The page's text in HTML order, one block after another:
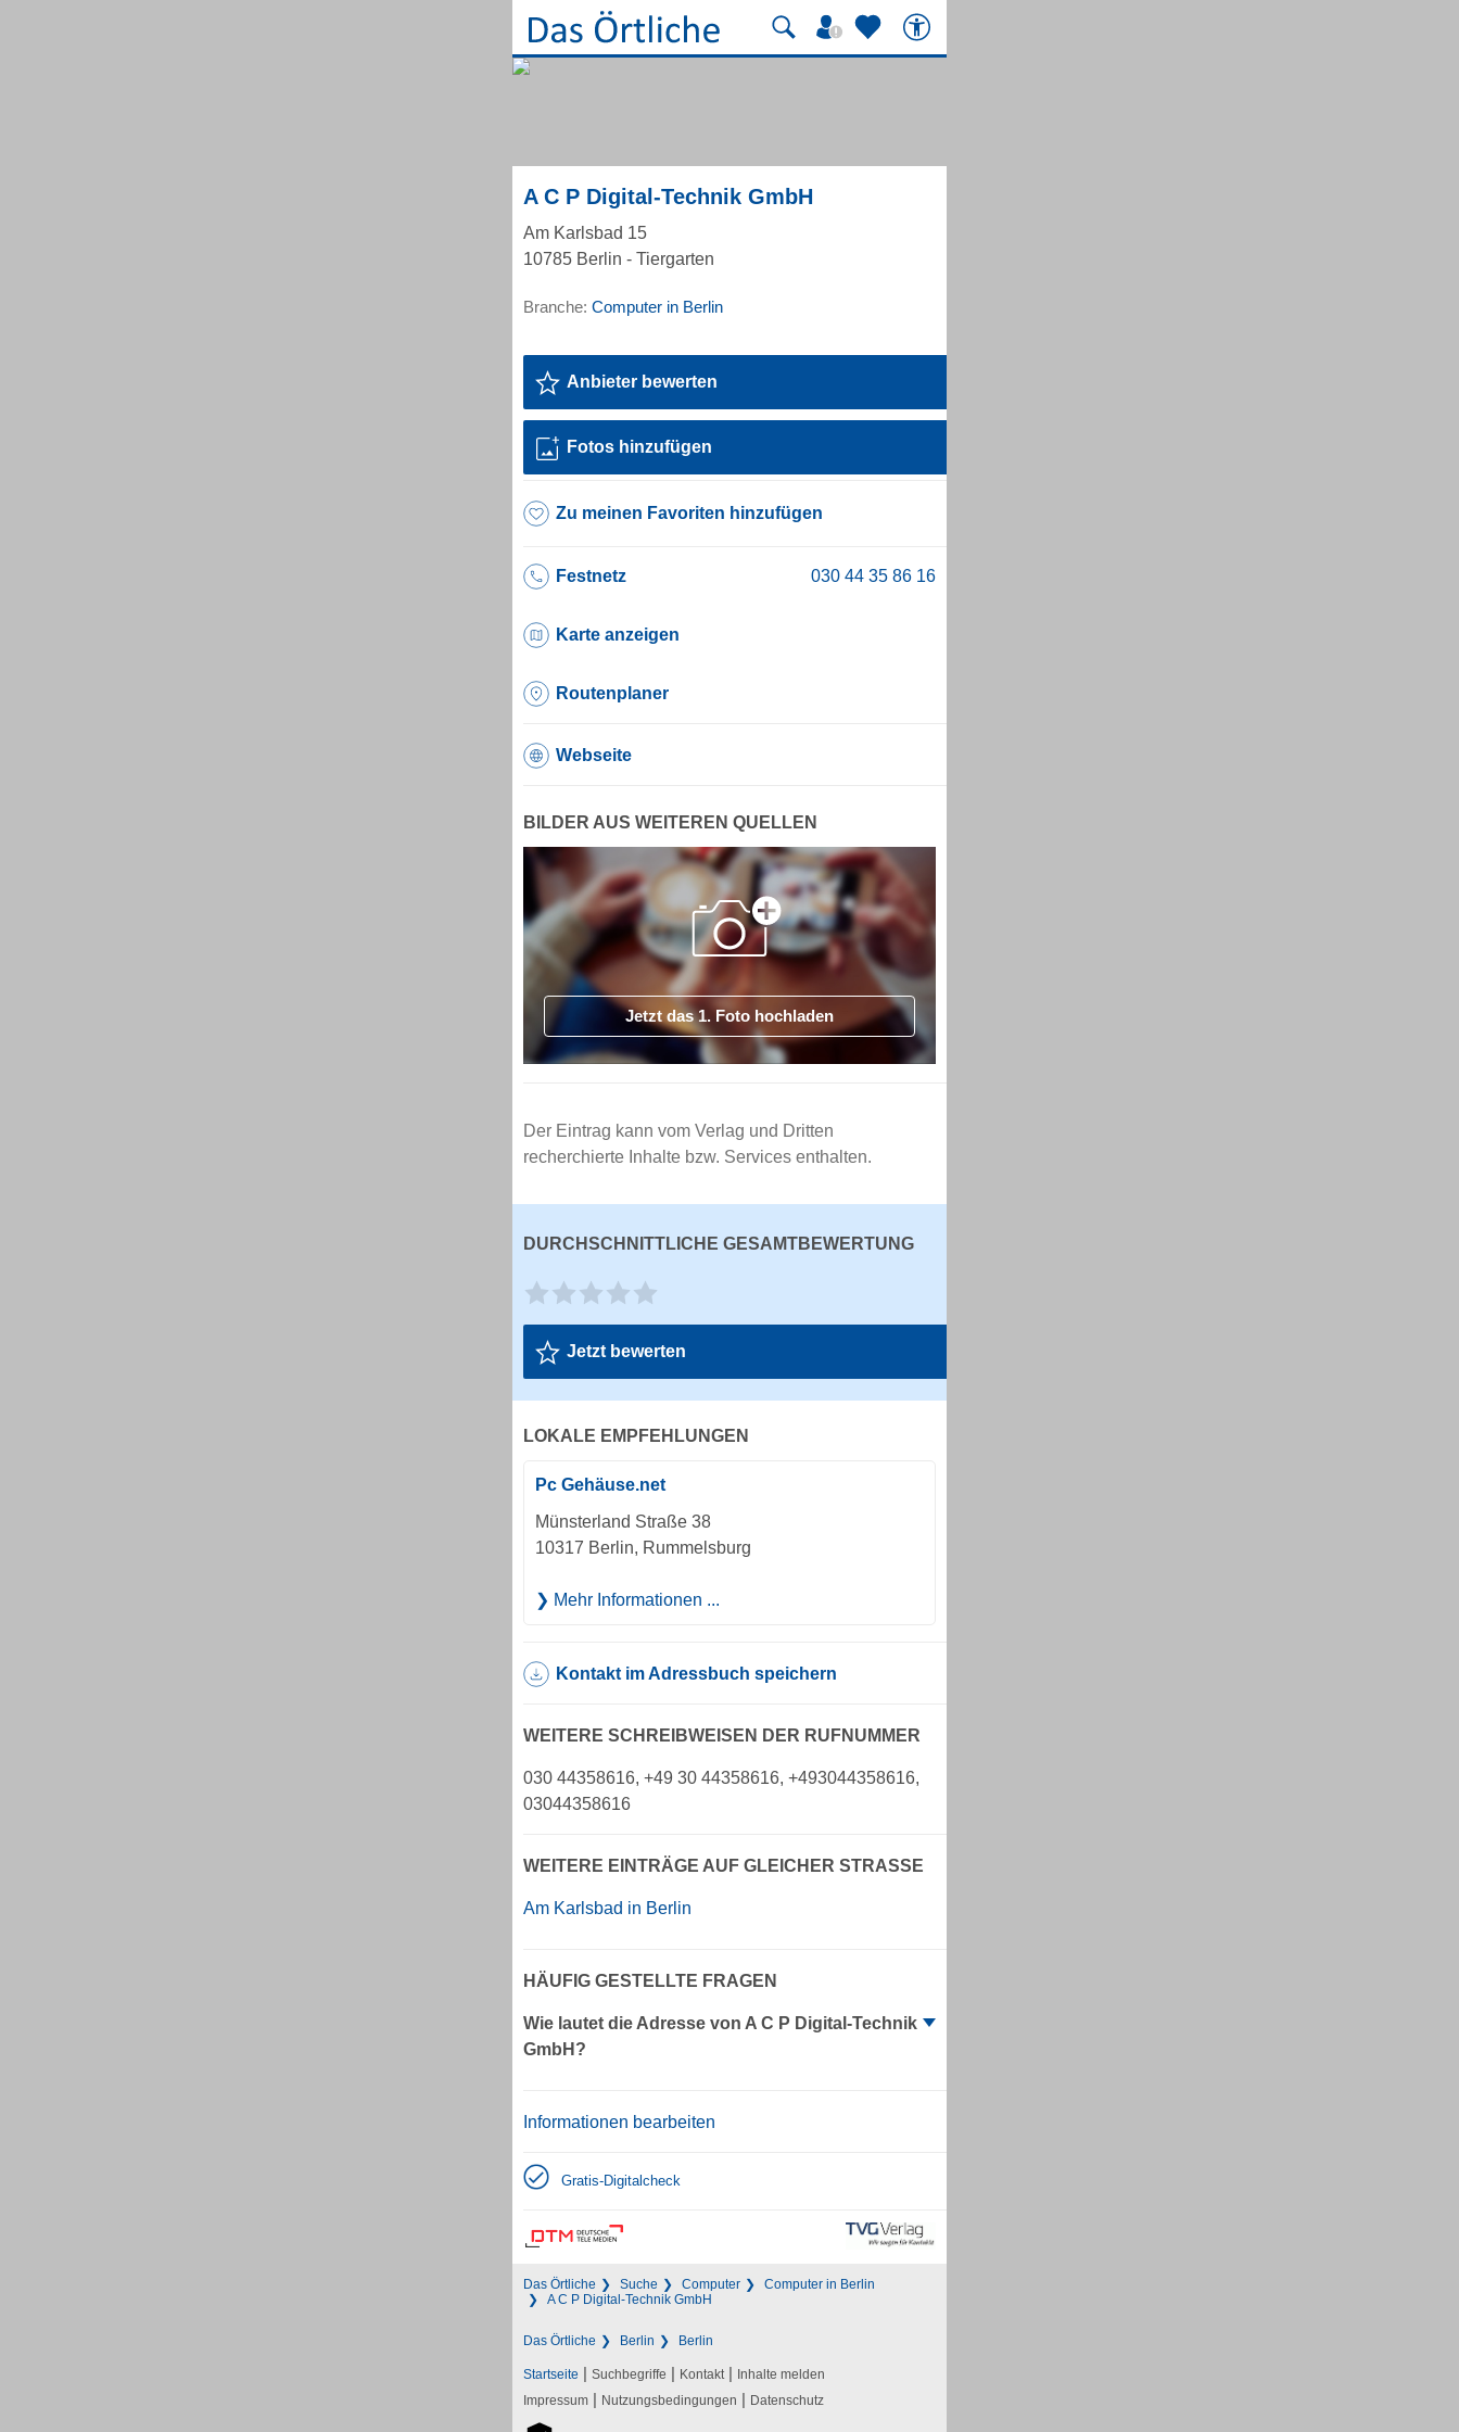
A C P Digital-Technik GmbH
Am Karlsbad 15
10785 Berlin - Tiergarten
Branche: Computer in Berlin
Anbieter bewerten
Fotos hinzufügen
Zu meinen Favoriten hinzufügen
Festnetz
Karte anzeigen
Routenplaner
Webseite
BILDER AUS WEITEREN QUELLEN
Jetzt das 1. Foto hochladen
Der Eintrag kann vom Verlag und Dritten
recherchierte Inhalte bzw. Services enthalten.
DURCHSCHNITTLICHE GESAMTBEWERTUNG
Jetzt bewerten
LOKALE EMPFEHLUNGEN
Pc Gehäuse.net
Münsterland Straße 38
10317 Berlin, Rummelsburg
Mehr Informationen ...
Kontakt im Adressbuch speichern
WEITERE SCHREIBWEISEN DER RUFNUMMER
030 44358616, +49 30 44358616, +493044358616,
03044358616
WEITERE EINTRÄGE AUF GLEICHER STRASSE
Am Karlsbad in Berlin
HÄUFIG GESTELLTE FRAGEN
Wie lautet die Adresse von A C P Digital-Technik
GmbH?
Informationen bearbeiten
Gratis-Digitalcheck
Das Örtliche Suche Computer
Computer in Berlin
A C P Digital-Technik GmbH
Das Örtliche Berlin Berlin
Startseite | Suchbegriffe | Kontakt | Inhalte melden
Impressum | Nutzungsbedingungen | Datenschutz